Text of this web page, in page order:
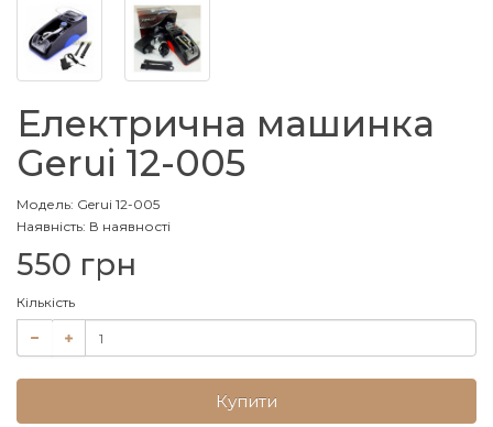
Електрична машинка
Gerui 12-005
Модель: Gerui 12-005
Наявність: В наявності
550 грн
Кількість
Купити